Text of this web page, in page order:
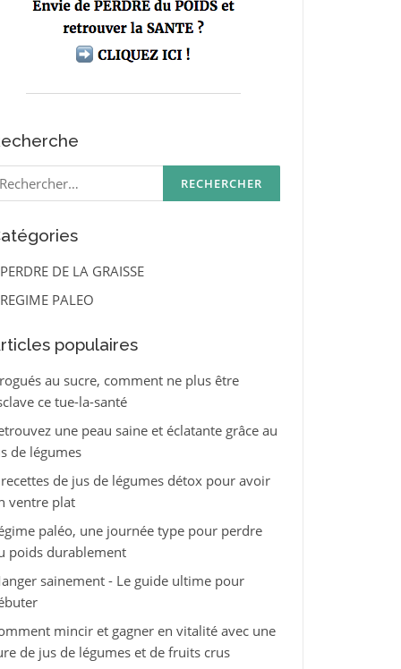
:
PERDRE DE LA GRAISSE
REGIME PALEO
populaires
au sucre, comment ne plus être
ce tue-la-santé
une peau saine et éclatante grâce au
de légumes
de jus de légumes détox pour avoir
ventre plat
paléo, une journée type pour perdre
poids durablement
sainement - Le guide ultime pour
mincir et gagner en vitalité avec une
de jus de légumes et de fruits crus